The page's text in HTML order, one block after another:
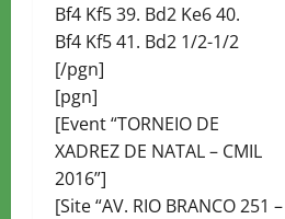
Bf4 Kf5 39. Bd2 Ke6 40.
Bf4 Kf5 41. Bd2 1/2-1/2
[/pgn]
[pgn]
[Event “TORNEIO DE
XADREZ DE NATAL – CMIL
2016”]
[Site “AV. RIO BRANCO 251 –